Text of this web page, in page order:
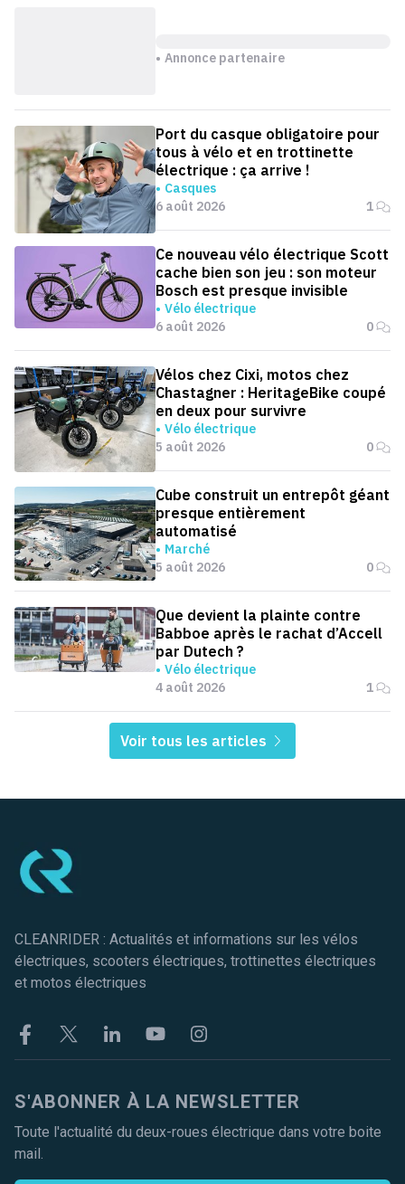
Annonce partenaire
Port du casque obligatoire pour
tous à vélo et en trottinette
électrique : ça arrive !
Casques
6 août 2026
1
Ce nouveau vélo électrique Scott
cache bien son jeu : son moteur
Bosch est presque invisible
Vélo électrique
6 août 2026
0
Vélos chez Cixi, motos chez
Chastagner : HeritageBike coupé
en deux pour survivre
Vélo électrique
5 août 2026
0
Cube construit un entrepôt géant
presque entièrement
automatisé
Marché
5 août 2026
0
Que devient la plainte contre
Babboe après le rachat d’Accell
par Dutech ?
Vélo électrique
4 août 2026
1
Voir tous les articles
CLEANRIDER : Actualités et informations sur les vélos
électriques, scooters électriques, trottinettes électriques
et motos électriques
FacebookTwitter LinkekinYoutubeInstagram
S'ABONNER À LA NEWSLETTER
Toute l'actualité du deux-roues électrique dans votre boite
mail.